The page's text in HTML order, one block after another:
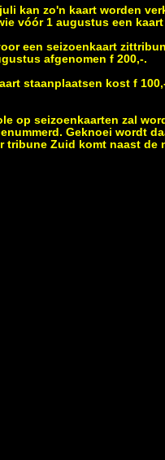
kan zo'n kaart worden
vóór 1 augustus een
een seizoenkaart
afgenomen f 200,-.
staanplaatsen kost f
op seizoenkaarten zal
Geknoei wordt
tribune Zuid komt naast de